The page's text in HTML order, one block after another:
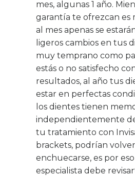
mes, algunas 1 año.
garantía te ofrezcan es
al mes apenas se
ligeros cambios en tus
muy temprano como
estás o no satisfecho
resultados, al año tus
estar en perfectas
los dientes tienen
independientemente
tu tratamiento con
brackets, podrían
enchuecarse, es por
especialista debe